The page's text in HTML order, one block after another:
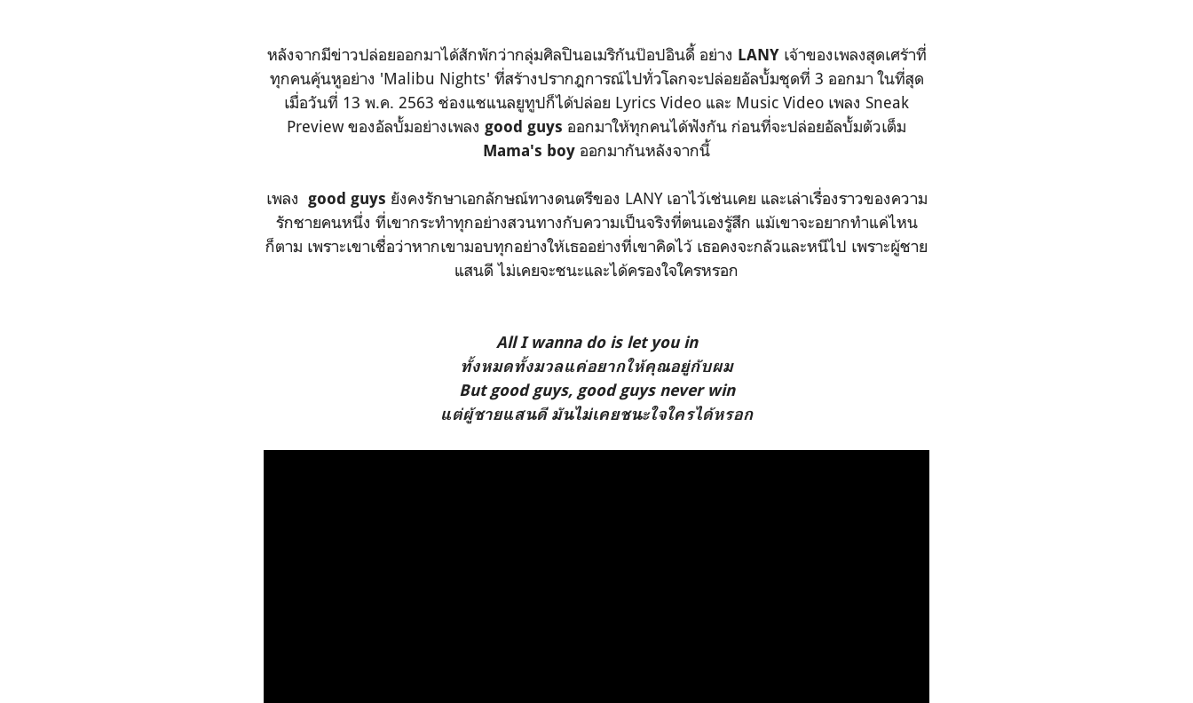
หลังจากมีข่าวปล่อยออกมาได้สักพักว่ากลุ่มศิลปินอเมริกันป๊อปอินดี้ อย่าง LANYเจ้าของเพลงสุดเศร้าที่
ทุกคนคุ้นหูอย่าง 'Malibu Nights' ที่สร้างปรากฎการณ์ไปทั่วโลกจะปล่อยอัลบั้มชุดที่ 3 ออกมา ในที่สุด
เมื่อวันที่ 13 พ.ค. 2563 ช่องแชแนลยูทูปก็ได้ปล่อย Lyrics Video และ Music Video เพลง Sneak
Preview ของอัลบั้มอย่างเพลง good guys ออกมาให้ทุกคนได้ฟังกัน ก่อนที่จะปล่อยอัลบั้มตัวเต็ม
Mama's boy ออกมากันหลังจากนี้
เพลง good guys ยังคงรักษาเอกลักษณ์ทางดนตรีของ LANY เอาไว้เช่นเคย และเล่าเรื่องราวของความ
รักชายคนหนึ่ง ที่เขากระทำทุกอย่างสวนทางกับความเป็นจริงที่ตนเองรู้สึก แม้เขาจะอยากทำแค่ไหน
ก็ตาม เพราะเขาเชื่อว่าหากเขามอบทุกอย่างให้เธออย่างที่เขาคิดไว้ เธอคงจะกลัวและหนีไป เพราะผู้ชาย
แสนดี ไม่เคยจะชนะและได้ครองใจใครหรอก
All I wanna do is let you in
ทั้งหมดทั้งมวลแค่อยากให้คุณอยู่กับผม
But good guys, good guys never win
แต่ผู้ชายแสนดี มันไม่เคยชนะใจใครได้หรอก